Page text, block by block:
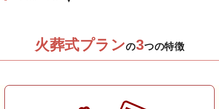
火葬式プランの3つの特徴